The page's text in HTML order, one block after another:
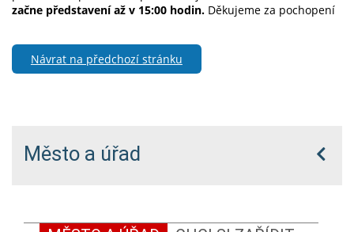
začne představení až v 15:00 hodin. Děkujeme za pochopení
Návrat na předchozí stránku
Město a úřad